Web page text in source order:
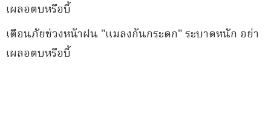
เผลอตบหรือบี้
เตือนภัยช่วงหน้าฝน "แมลงก้นกระดก" ระบาดหนัก อย่า
เผลอตบหรือบี้